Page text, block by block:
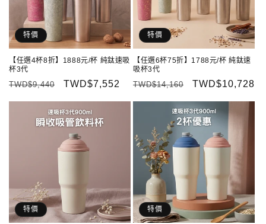
特價
【任選4杯8折】1888元/杯 純鈦速吸
杯3代
定
TWD$9,440
售
TWD$7,552
特價
【任選6杯75折】1788元/杯 純鈦速
吸杯3代
定
TWD$14,160
售
TWD$10,728
特價 特價